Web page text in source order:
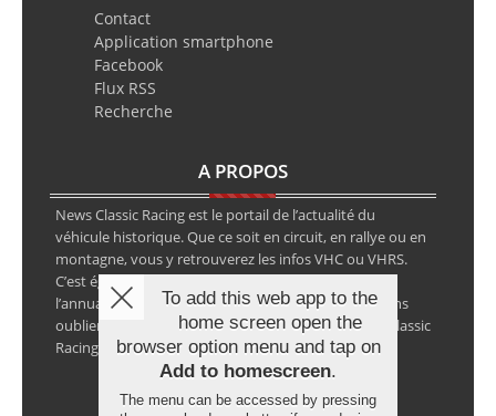
Contact
Application smartphone
Facebook
Flux RSS
Recherche
A PROPOS
News Classic Racing est le portail de l’actualité du
véhicule historique. Que ce soit en circuit, en rallye ou en
montagne, vous y retrouverez les infos VHC ou VHRS.
C’est également le calendrier des épreuves ainsi que
l’annuaire des spécialistes de la voiture ancienne, sans
oublier les petites annonces avec notre partenaire Classic
Racing Annonces.
To add this web app to the
home screen open the
browser option menu and tap on
Add to homescreen.
The menu can be accessed by pressing